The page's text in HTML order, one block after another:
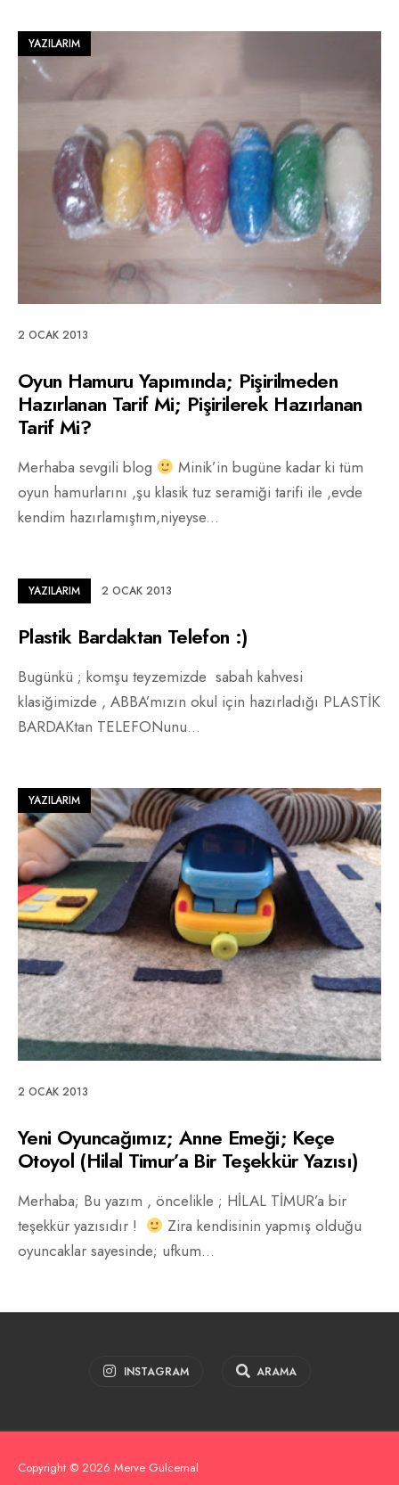
YAZILARIM
2 OCAK 2013
Oyun Hamuru Yapımında; Pişirilmeden
Hazırlanan Tarif Mi; Pişirilerek Hazırlanan
Tarif Mi?
Merhaba sevgili blog
Minik’in bugüne kadar ki tüm
oyun hamurlarını ,şu klasik tuz seramiği tarifi ile ,evde
kendim hazırlamıştım,niyeyse...
YAZILARIM 2 OCAK 2013
Plastik Bardaktan Telefon :)
Bugünkü ; komşu teyzemizde sabah kahvesi
klasiğimizde , ABBA’mızın okul için hazırladığı PLASTİK
BARDAKtan TELEFONunu...
YAZILARIM
2 OCAK 2013
Yeni Oyuncağımız; Anne Emeği; Keçe
Otoyol (Hilal Timur’a Bir Teşekkür Yazısı)
Merhaba; Bu yazım , öncelikle ; HİLAL TİMUR’a bir
teşekkür yazısıdır !
Zira kendisinin yapmış olduğu
oyuncaklar sayesinde; ufkum...
INSTAGRAM ARAMA
Copyright © 2026 Merve Gülcemal